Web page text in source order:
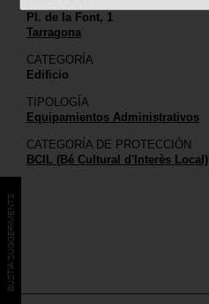
Pl. de la Font, 1
Tarragona
CATEGORÍA
Edificio
TIPOLOGÍA
Equipamientos Administrativos
CATEGORÍA DE PROTECCIÓN
BCIL (Bé Cultural d'Interès Local)
BÚSTIA SUGGERIMENTS